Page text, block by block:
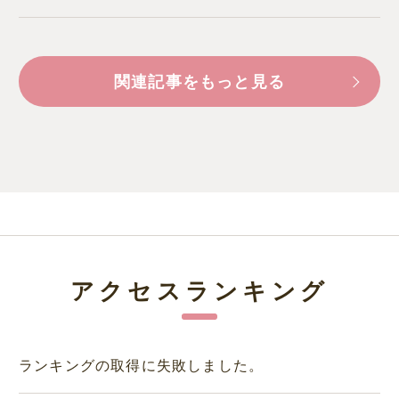
関連記事をもっと見る
アクセスランキング
ランキングの取得に失敗しました。